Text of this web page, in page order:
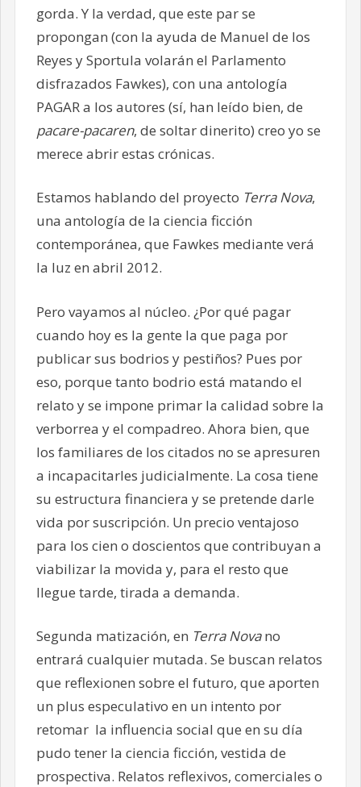
gorda. Y la verdad, que este par se
propongan (con la ayuda de Manuel de los
Reyes y Sportula volarán el Parlamento
disfrazados Fawkes), con una antología
PAGAR a los autores (sí, han leído bien, de
pacare-pacaren, de soltar dinerito) creo yo se
merece abrir estas crónicas.
Estamos hablando del proyecto Terra Nova,
una antología de la ciencia ficción
contemporánea, que Fawkes mediante verá
la luz en abril 2012.
Pero vayamos al núcleo. ¿Por qué pagar
cuando hoy es la gente la que paga por
publicar sus bodrios y pestiños? Pues por
eso, porque tanto bodrio está matando el
relato y se impone primar la calidad sobre la
verborrea y el compadreo. Ahora bien, que
los familiares de los citados no se apresuren
a incapacitarles judicialmente. La cosa tiene
su estructura financiera y se pretende darle
vida por suscripción. Un precio ventajoso
para los cien o doscientos que contribuyan a
viabilizar la movida y, para el resto que
llegue tarde, tirada a demanda.
Segunda matización, en Terra Novano
entrará cualquier mutada. Se buscan relatos
que reflexionen sobre el futuro, que aporten
un plus especulativo en un intento por
retomar la influencia social que en su día
pudo tener la ciencia ficción, vestida de
prospectiva. Relatos reflexivos, comerciales o